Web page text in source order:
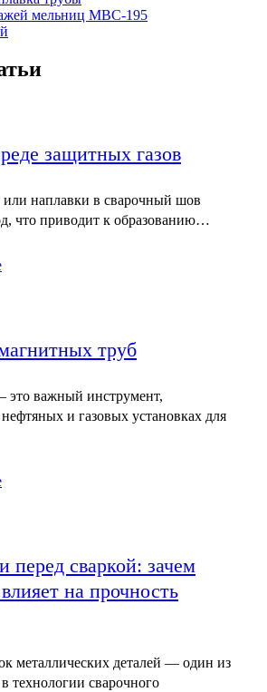
мельниц МВС-195
защитных газов
наплавки в сварочный шов
что приводит к образованию…
труб
это важный инструмент,
и газовых установках для
перед сваркой: зачем
на прочность
металлических деталей — один из
технологии сварочного